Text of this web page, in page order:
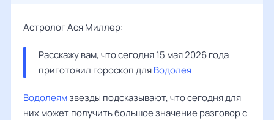
Астролог Ася Миллер:
Расскажу вам, что сегодня 15 мая 2026 года
приготовил гороскоп для Водолея
Водолеямзвезды подсказывают, что сегодня для
них может получить большое значение разговор с